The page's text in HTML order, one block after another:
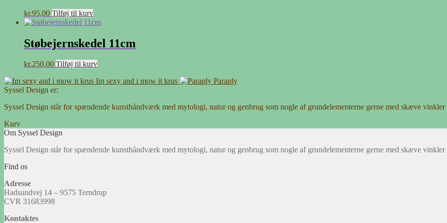
kr.95,00 Tilføj til kurv
Støbejernskedel 11cm
kr.250,00 Tilføj til kurv
Im sexy and i mow it krus
Paraply
Syssel Design er:
Syssel Design står for spændende kunsthåndværk med mytologi, natur og genbrug som nogle af grundelementerne gerne med skæve vinkler
Kurv
Om Syssel Design
Syssel Design står for spændende kunsthåndværk med mytologi, natur og genbrug som nogle af grundelementerne gerne med skæve vinkler
Find os
Adresse
Hadsundvej 14 – 9575 Terndrup
CVR 31683998
Kontaktes